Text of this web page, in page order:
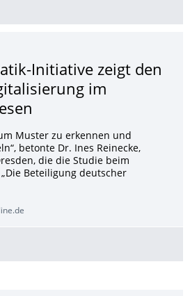
Initiative zeigt den
im
Muster zu erkennen und
betonte Dr. Ines Reinecke,
die die Studie beim
Beteiligung deutscher